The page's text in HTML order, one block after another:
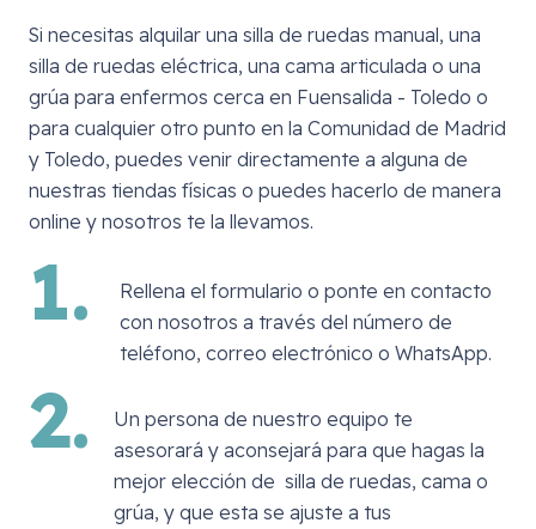
Si necesitas alquilar una silla de ruedas manual, una
silla de ruedas eléctrica, una cama articulada o una
grúa para enfermos cerca en Fuensalida - Toledo o
para cualquier otro punto en la Comunidad de Madrid
y Toledo, puedes venir directamente a alguna de
nuestras tiendas físicas o puedes hacerlo de manera
online y nosotros te la llevamos.
1.
Rellena el formulario o ponte en contacto
con nosotros a través del número de
teléfono, correo electrónico o WhatsApp.
2.
Un persona de nuestro equipo te
asesorará y aconsejará para que hagas la
mejor elección de silla de ruedas, cama o
grúa, y que esta se ajuste a tus